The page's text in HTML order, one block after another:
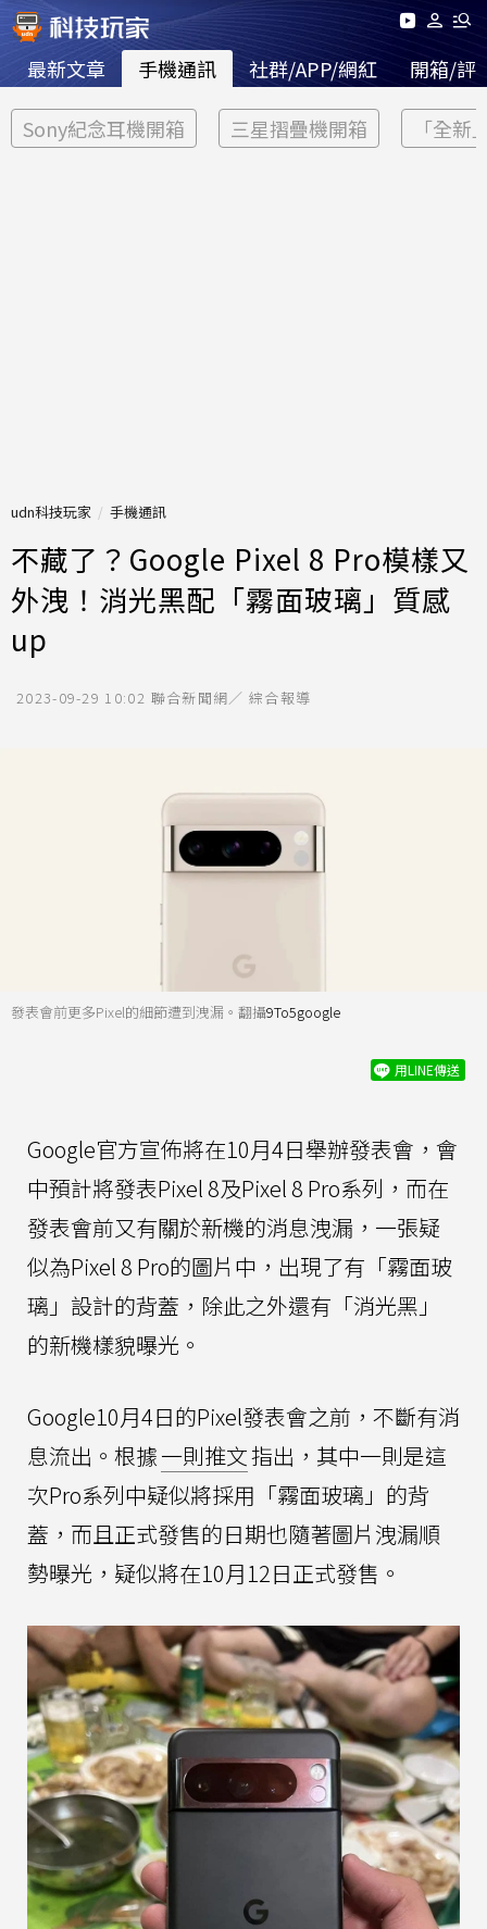
最新文章 手機通訊 社群/APP/網紅 開箱/評
Sony紀念耳機開箱 三星摺疊機開箱 「全新
udn科技玩家 手機通訊
不藏了？Google Pixel 8 Pro模樣又
外洩！消光黑配「霧面玻璃」質感
up
2023-09-29 10:02 聯合新聞網／ 綜合報導
發表會前更多Pixel的細節遭到洩漏。翻攝9To5google
用LINE傳送
Google官方宣佈將在10月4日舉辦發表會，會
中預計將發表Pixel 8及Pixel 8 Pro系列，而在
發表會前又有關於新機的消息洩漏，一張疑
似為Pixel 8 Pro的圖片中，出現了有「霧面玻
璃」設計的背蓋，除此之外還有「消光黑」
的新機樣貌曝光。
Google10月4日的Pixel發表會之前，不斷有消
息流出。根據一則推文指出，其中一則是這
次Pro系列中疑似將採用「霧面玻璃」的背
蓋，而且正式發售的日期也隨著圖片洩漏順
勢曝光，疑似將在10月12日正式發售。